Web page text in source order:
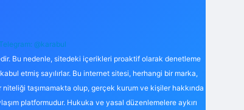
Telegram: @karabul
Bu nedenle, sitedeki içerikleri proaktif olarak denetleme
etmiş sayılırlar. Bu internet sitesi, herhangi bir marka,
niteliği taşımamakta olup, gerçek kurum ve kişiler hakkında
platformudur. Hukuka ve yasal düzenlemelere aykırı